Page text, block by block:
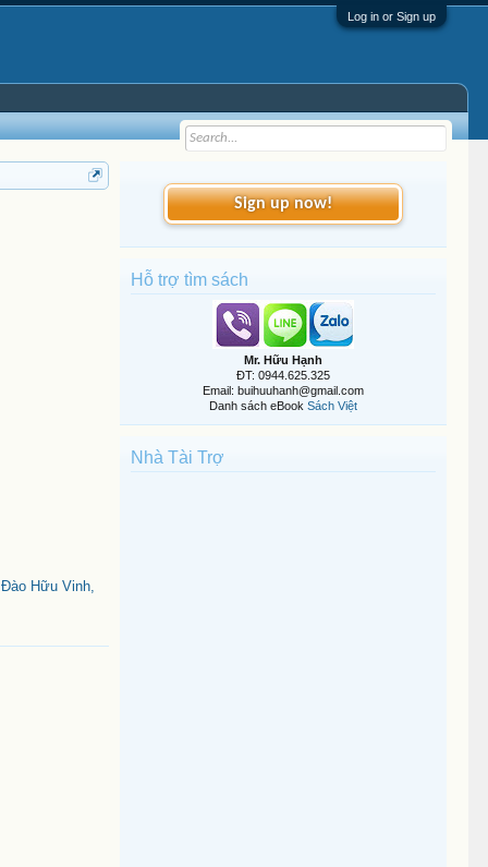
Log in or Sign up
Hữu Vinh,
Sign up now!
Hỗ trợ tìm sách
Mr. Hữu Hạnh
ĐT: 0944.625.325
Email: buihuuhanh@gmail.com
Danh sách eBook Sách Việt
Nhà Tài Trợ